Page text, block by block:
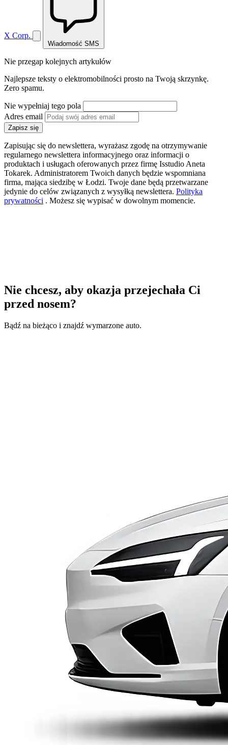
X Corp.
Wiadomość SMS
Nie przegap kolejnych artykułów
Najlepsze teksty o elektromobilności prosto na Twoją skrzynkę.
Zero spamu.
Nie wypełniaj tego pola
Adres email
Zapisz się
Zapisując się do newslettera, wyrażasz zgodę na otrzymywanie
regularnego newslettera informacyjnego oraz informacji o
produktach i usługach oferowanych przez firmę Isstudio Aneta
Tokarek. Administratorem Twoich danych będzie wspomniana
firma, mająca siedzibę w Łodzi. Twoje dane będą przetwarzane
jedynie do celów związanych z wysyłką newslettera. Polityka
prywatności . Możesz się wypisać w dowolnym momencie.
Nie chcesz, aby okazja przejechała Ci
przed nosem?
Bądź na bieżąco i znajdź wymarzone auto.